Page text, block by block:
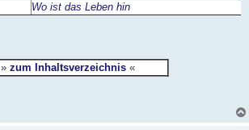
Wo ist das Leben hin
» zum Inhaltsverzeichnis «